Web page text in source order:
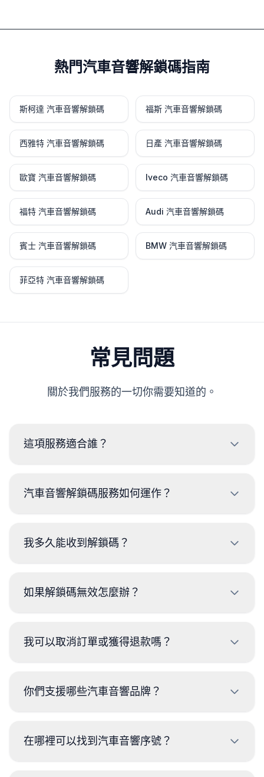
熱門汽車音響解鎖碼指南
斯柯達 汽車音響解鎖碼 福斯 汽車音響解鎖碼
西雅特 汽車音響解鎖碼 日產 汽車音響解鎖碼
歐寶 汽車音響解鎖碼 Iveco 汽車音響解鎖碼
福特 汽車音響解鎖碼 Audi 汽車音響解鎖碼
賓士 汽車音響解鎖碼 BMW 汽車音響解鎖碼
菲亞特 汽車音響解鎖碼
常見問題
關於我們服務的一切你需要知道的。
這項服務適合誰？
禁濫用。使用本服務即表示您是車主或已取得車主授
權。
汽車音響解鎖碼服務如何運作？
VIN，選擇品牌並完成付款。部分車型只需 VIN，無
需拆卸音響。解鎖碼會寄到您的電子信箱。
我多久能收到解鎖碼？
鐘內送達；付款前可在訂單摘要頁面查看該型號的預
估交付時間。
如果解鎖碼無效怎麼辦？
100% 全額退款。請透過訂單支援中心的表單回報問
題。
我可以取消訂單或獲得退款嗎？
鎖碼無法用於訂單中所填的音響，可透過客服表單申
請退款。
你們支援哪些汽車音響品牌？
Romeo、Lancia、Ford、Renault、Dacia、
Opel、Chrysler、Jeep、Dodge、Mercedes、
在哪裡可以找到汽車音響序號？